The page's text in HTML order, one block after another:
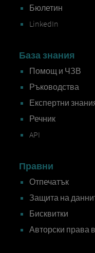
Бюлетин
LinkedIn
База знания
Помощ и ЧЗВ
Ръководства
Експертни
Речник
API
Правни
Отпечатък
Защита на
Бисквитки
Авторски права